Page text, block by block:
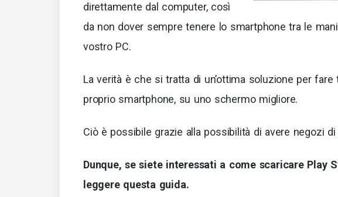
direttamente dal computer, così
da non dover sempre tenere lo smartphone tra le
vostro PC.
La verità è che si tratta di un’ottima soluzione per
proprio smartphone, su uno schermo migliore.
Ciò è possibile grazie alla possibilità di avere negozi
Dunque, se siete interessati a come scaricare Play
leggere questa guida.